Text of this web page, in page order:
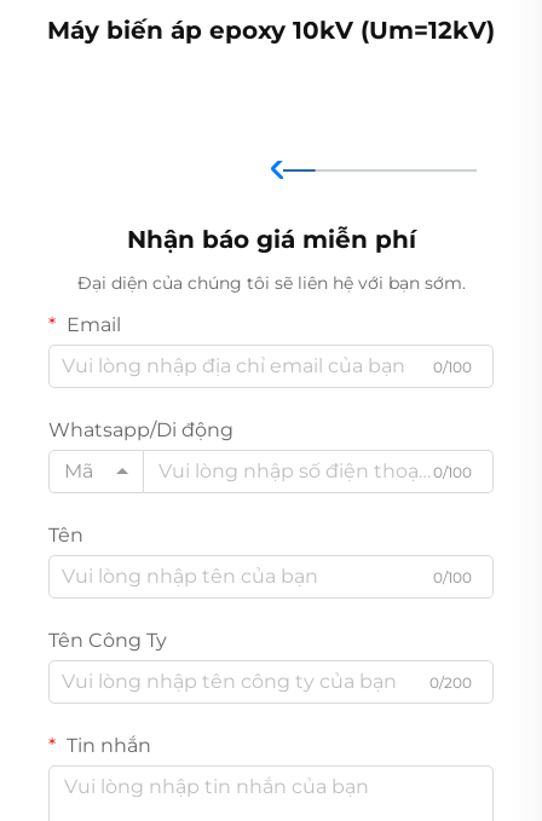
Máy biến áp epoxy 10kV (Um=12kV)
Nhận báo giá miễn phí
Đại diện của chúng tôi sẽ liên hệ với bạn sớm.
Email
0/100
Whatsapp/Di động
Mã
0/100
Tên
0/100
Tên Công Ty
0/200
Tin nhắn